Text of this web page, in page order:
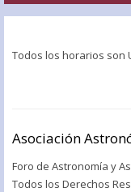
Todos los horarios son
Asociación
Foro de Astronomía y
Todos los Derechos